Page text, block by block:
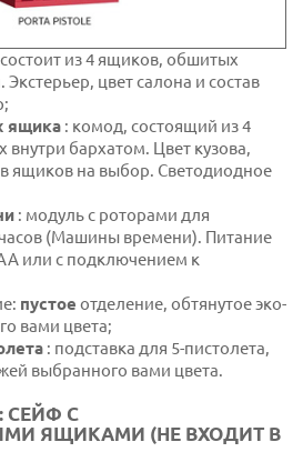
из 4 ящиков, обшитых
цвет салона и состав
ящика : комод, состоящий из 4
бархатом. Цвет кузова,
ящиков на выбор. Светодиодное
: модуль с роторами для
(Машины времени). Питание
или с подключением к
пустое отделение, обтянутое эко-
вами цвета;
: подставка для 5-пистолета,
выбранного вами цвета.
СЕЙФ С
ЯЩИКАМИ (НЕ ВХОДИТ В